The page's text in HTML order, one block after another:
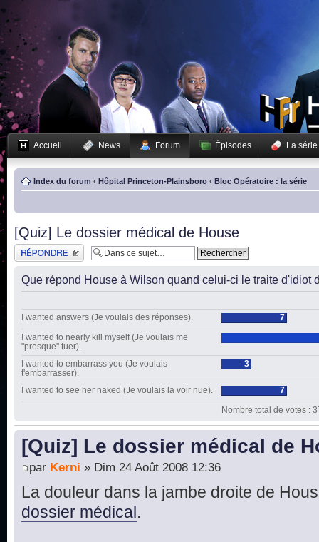
Accueil News Forum Épisodes La série
Index du forum ‹ Hôpital Princeton-Plainsboro ‹ Bloc Opératoire : la série
[Quiz] Le dossier médical de House
Publier une réponse
Que répond House à Wilson quand celui-ci le traite d'idiot
I wanted answers (Je voulais des réponses).
7
I wanted to nearly kill myself (Je voulais me
"presque" tuer).
I wanted to embarrass you (Je voulais
t'embarrasser).
3
I wanted to see her naked (Je voulais la voir nue).
7
Nombre total de votes :
[Quiz] Le dossier médical de
par Kerni » Dim 24 Août 2008 12:36
La douleur dans la jambe droite de
dossier médical.